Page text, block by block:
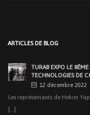
ARTICLES DE BLOG
[...]
TURAB EXPO LE
TECHNOLOGIES DE
12 décembre 2022
Les représentants de Hekim
[...]